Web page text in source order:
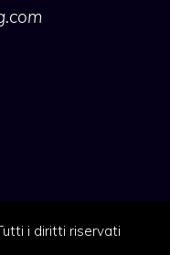
i diritti riservati